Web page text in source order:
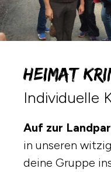
Heimat
Individuelle
Auf zur
in unseren
deine Gruppe